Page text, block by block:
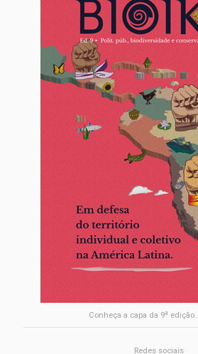
Conheça a capa da 9a edição.
Redes sociais